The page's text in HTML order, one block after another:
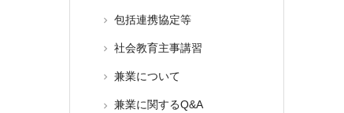
包括連携協定等
社会教育主事講習
兼業について
兼業に関するQ&A